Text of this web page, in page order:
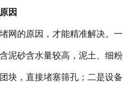
因
网的原因，才能精准解决。一
泥砂含水量较高，泥土、细粉
块，直接堵塞筛孔；二是设备